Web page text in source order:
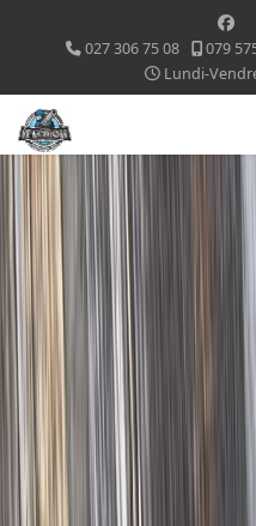
027 306 75 08 079
Lundi-